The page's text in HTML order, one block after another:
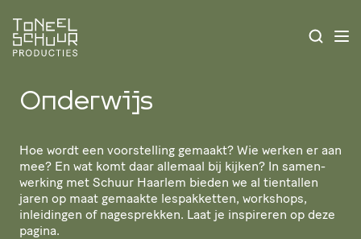
Onderwijs
Hoe wordt een voor­stel­ling gemaakt? Wie werken er aan
mee? En wat komt daar allemaal bij kijken? In samen­
wer­king met Schuur Haarlem bieden we al tientallen
jaren op maat gemaakte lespak­ketten, workshops,
inleidingen of nage­sprekken. Laat je inspireren op deze
pagina.